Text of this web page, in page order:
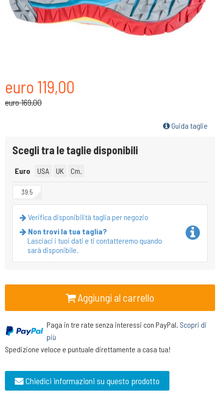
euro 119,00
euro 169,00
Guida taglie
Scegli tra le taglie disponibili
Euro USA UK Cm.
39.5
Verifica disponibilità taglia per negozio
Non trovi la tua taglia?
Lasciaci i tuoi dati e ti contatteremo quando
sarà disponibile.
Aggiungi al carrello
Paga in tre rate senza interessi con PayPal. Scopri di
più
Spedizione veloce e puntuale direttamente a casa tua!
Chiedici informazioni su questo prodotto